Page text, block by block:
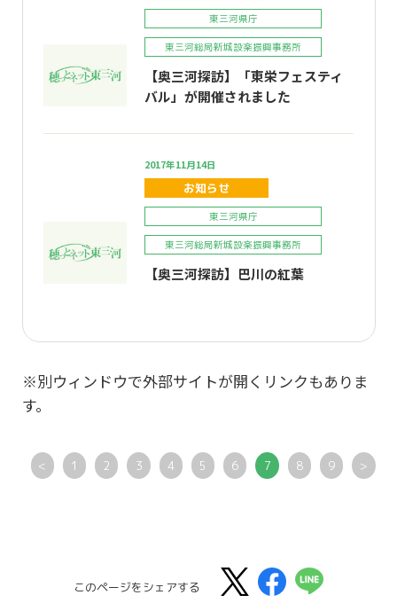
東三河県庁
東三河総局新城設楽振興事務所
【奥三河探訪】「東栄フェスティ
バル」が開催されました
2017年11月14日
お知らせ
東三河県庁
東三河総局新城設楽振興事務所
【奥三河探訪】巴川の紅葉
※別ウィンドウで外部サイトが開くリンクもありま
す。
< 1 2 3 4 5 6 7 8 9 >
このページをシェアする